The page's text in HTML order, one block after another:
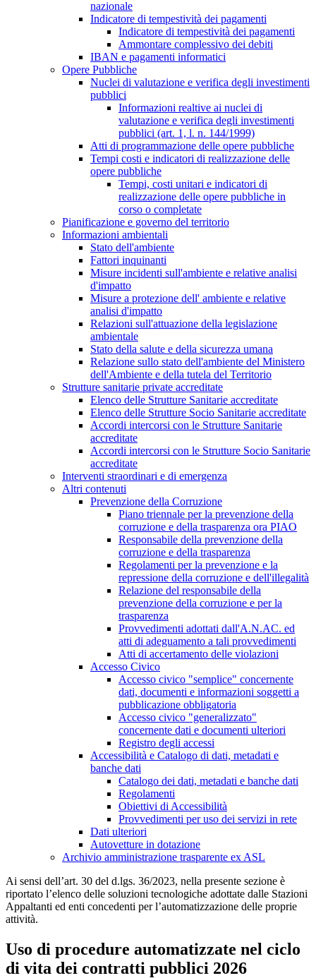
nazionale
Indicatore di tempestività dei pagamenti
Indicatore di tempestività dei pagamenti
Ammontare complessivo dei debiti
IBAN e pagamenti informatici
Opere Pubbliche
Nuclei di valutazione e verifica degli investimenti
pubblici
Informazioni realtive ai nuclei di
valutazione e verifica degli investimenti
pubblici (art. 1, l. n. 144/1999)
Atti di programmazione delle opere pubbliche
Tempi costi e indicatori di realizzazione delle
opere pubbliche
Tempi, costi unitari e indicatori di
realizzazione delle opere pubbliche in
corso o completate
Pianificazione e governo del territorio
Informazioni ambientali
Stato dell'ambiente
Fattori inquinanti
Misure incidenti sull'ambiente e relative analisi
d'impatto
Misure a protezione dell' ambiente e relative
analisi d'impatto
Relazioni sull'attuazione della legislazione
ambientale
Stato della salute e della sicurezza umana
Relazione sullo stato dell'ambiente del Ministero
dell'Ambiente e della tutela del Territorio
Strutture sanitarie private accreditate
Elenco delle Strutture Sanitarie accreditate
Elenco delle Strutture Socio Sanitarie accreditate
Accordi intercorsi con le Strutture Sanitarie
accreditate
Accordi intercorsi con le Strutture Socio Sanitarie
accreditate
Interventi straordinari e di emergenza
Altri contenuti
Prevenzione della Corruzione
Piano triennale per la prevenzione della
corruzione e della trasparenza ora PIAO
Responsabile della prevenzione della
corruzione e della trasparenza
Regolamenti per la prevenzione e la
repressione della corruzione e dell'illegalità
Relazione del responsabile della
prevenzione della corruzione e per la
trasparenza
Provvedimenti adottati dall'A.N.AC. ed
atti di adeguamento a tali provvedimenti
Atti di accertamento delle violazioni
Accesso Civico
Accesso civico "semplice" concernente
dati, documenti e informazioni soggetti a
pubblicazione obbligatoria
Accesso civico "generalizzato"
concernente dati e documenti ulteriori
Registro degli accessi
Accessibilità e Catalogo di dati, metadati e
banche dati
Catalogo dei dati, metadati e banche dati
Regolamenti
Obiettivi di Accessibilità
Provvedimenti per uso dei servizi in rete
Dati ulteriori
Autovetture in dotazione
Archivio amministrazione trasparente ex ASL
Ai sensi dell’art. 30 del d.lgs. 36/2023, nella presente sezione è
riportato l’elenco delle soluzioni tecnologiche adottate dalle Stazioni
Appaltanti ed enti concedenti per l’automatizzazione delle proprie
attività.
Uso di procedure automatizzate nel ciclo
di vita dei contratti pubblici 2026